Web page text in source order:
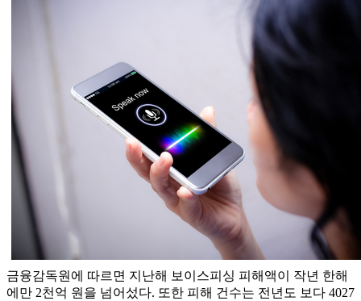
금융감독원에 따르면 지난해 보이스피싱 피해액이 작년 한해
에만 2천억 원을 넘어섰다. 또한 피해 건수는 전년도 보다 4027